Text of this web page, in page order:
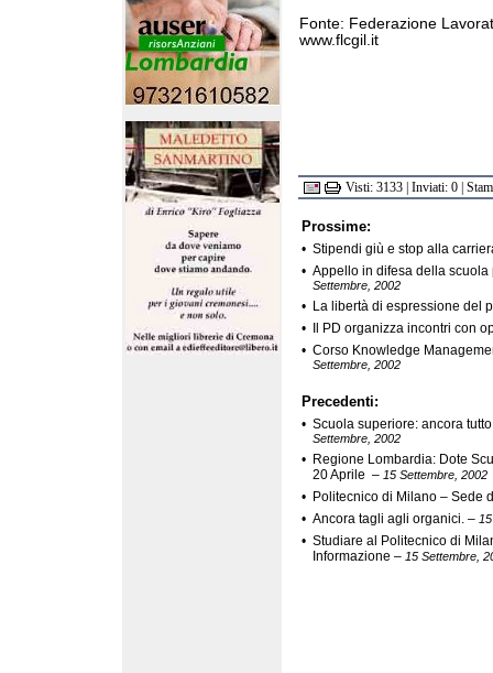
Fonte: Federazione
www.flcgil.it
Visti: 3133 | Inviati: 0 |
Prossime:
• Stipendi giù e stop alla
• Appello in difesa della
Settembre, 2002
• La libertà di espressione del
•
Il PD organizza incontri con
• Corso Knowledge
Settembre, 2002
Precedenti:
• Scuola superiore: ancora
Settembre, 2002
• Regione Lombardia: Dote
20 Aprile – 15 Settembre, 2002
• Politecnico di Milano – Sede
• Ancora tagli agli organici. –
• Studiare al Politecnico di
Informazione – 15 Settembre,